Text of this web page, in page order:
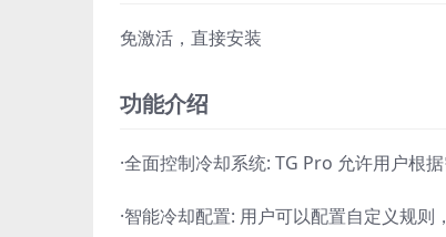
免激活，直接安装
功能介绍
·全面控制冷却系统: TG Pro 允许用户根
·智能冷却配置: 用户可以配置自定义规